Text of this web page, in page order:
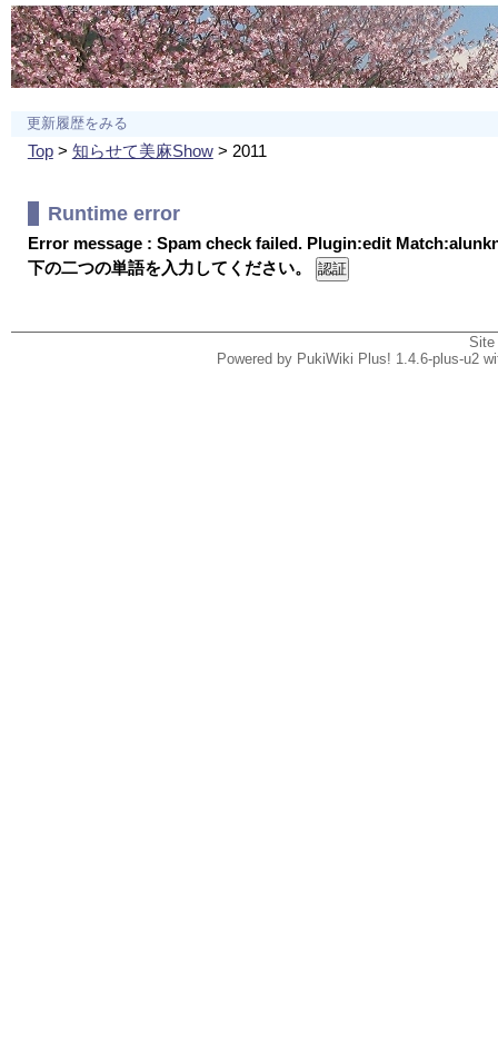
更新履歴をみる
Top> 知らせて美麻Show> 2011
Runtime error
Error message : Spam check failed. Plugin:edit
下の二つの単語を入力してください。
Powered by PukiWiki Plus! 1.4.6-plus-u2